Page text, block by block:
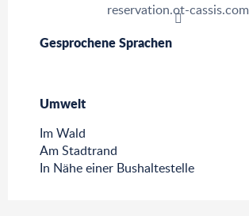
reservation.ot-cassis.com
Gesprochene Sprachen
Gesprochene Sprachen
Umwelt
Umwelt
Im Wald
Am Stadtrand
In Nähe einer Bushaltestelle